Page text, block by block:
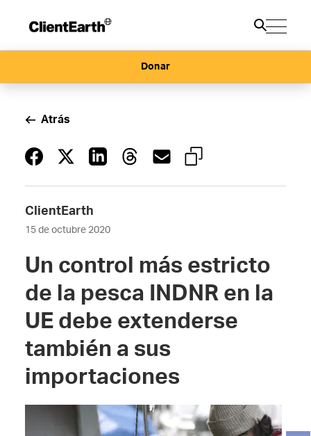
Donar
ClientEarth
15 de octubre 2020
Atrás
Un control más estricto
de la pesca INDNR en la
UE debe extenderse
también a sus
importaciones